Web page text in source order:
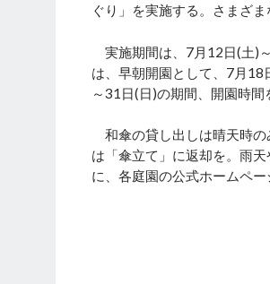
ぐり」を実施する。さまざ
実施期間は、7月12日(土)
は、早朝開園として、7月
～31日(日)の期間、開園時
和傘の貸し出しは晴天時の
は「傘立て」に返却を。雨
に、各庭園の公式ホームペ